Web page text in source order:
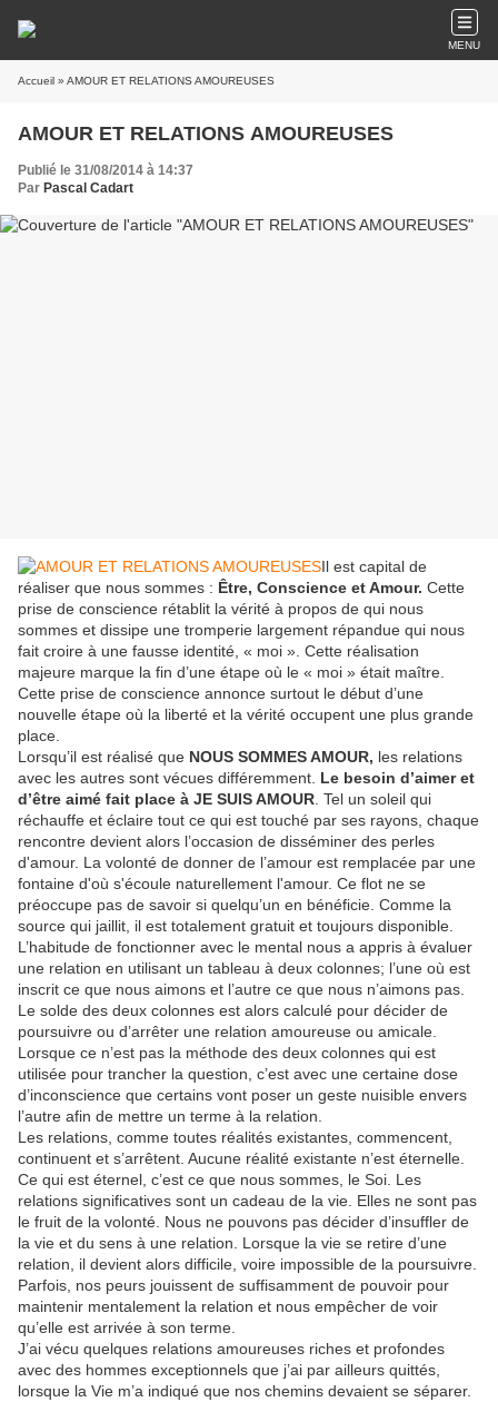
MENU
Accueil » AMOUR ET RELATIONS AMOUREUSES
AMOUR ET RELATIONS AMOUREUSES
Publié le 31/08/2014 à 14:37
Par Pascal Cadart
Il est capital de
réaliser que nous sommes : Être, Conscience et Amour. Cette
prise de conscience rétablit la vérité à propos de qui nous
sommes et dissipe une tromperie largement répandue qui nous
fait croire à une fausse identité, « moi ». Cette réalisation
majeure marque la fin d’une étape où le « moi » était maître.
Cette prise de conscience annonce surtout le début d’une
nouvelle étape où la liberté et la vérité occupent une plus grande
place.
Lorsqu’il est réalisé que NOUS SOMMES AMOUR, les relations
avec les autres sont vécues différemment. Le besoin d’aimer et
d’être aimé fait place à JE SUIS AMOUR . Tel un soleil qui
réchauffe et éclaire tout ce qui est touché par ses rayons, chaque
rencontre devient alors l’occasion de disséminer des perles
d'amour. La volonté de donner de l’amour est remplacée par une
fontaine d'où s'écoule naturellement l'amour. Ce flot ne se
préoccupe pas de savoir si quelqu’un en bénéficie. Comme la
source qui jaillit, il est totalement gratuit et toujours disponible.
L’habitude de fonctionner avec le mental nous a appris à évaluer
une relation en utilisant un tableau à deux colonnes; l’une où est
inscrit ce que nous aimons et l’autre ce que nous n’aimons pas.
Le solde des deux colonnes est alors calculé pour décider de
poursuivre ou d’arrêter une relation amoureuse ou amicale.
Lorsque ce n’est pas la méthode des deux colonnes qui est
utilisée pour trancher la question, c’est avec une certaine dose
d’inconscience que certains vont poser un geste nuisible envers
l’autre afin de mettre un terme à la relation.
Les relations, comme toutes réalités existantes, commencent,
continuent et s’arrêtent. Aucune réalité existante n’est éternelle.
Ce qui est éternel, c’est ce que nous sommes, le Soi. Les
relations significatives sont un cadeau de la vie. Elles ne sont pas
le fruit de la volonté. Nous ne pouvons pas décider d’insuffler de
la vie et du sens à une relation. Lorsque la vie se retire d’une
relation, il devient alors difficile, voire impossible de la poursuivre.
Parfois, nos peurs jouissent de suffisamment de pouvoir pour
maintenir mentalement la relation et nous empêcher de voir
qu’elle est arrivée à son terme.
J’ai vécu quelques relations amoureuses riches et profondes
avec des hommes exceptionnels que j’ai par ailleurs quittés,
lorsque la Vie m’a indiqué que nos chemins devaient se séparer.